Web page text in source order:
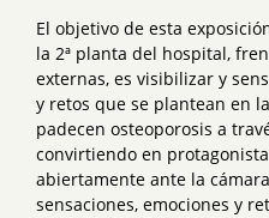
El objetivo de esta
la 2ª planta del hospital,
externas, es visibilizar y
y retos que se plantean en
padecen osteoporosis a
convirtiendo en
abiertamente ante la
sensaciones, emociones y